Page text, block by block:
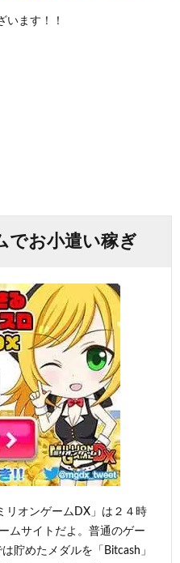
います！！
でお小遣い稼ぎ
リオンゲームDX」は２４時
ムサイトだよ。普通のゲー
貯めたメダルを「Bitcash」